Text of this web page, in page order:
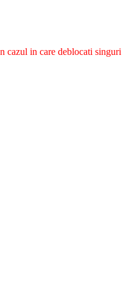
cazul in care deblocati